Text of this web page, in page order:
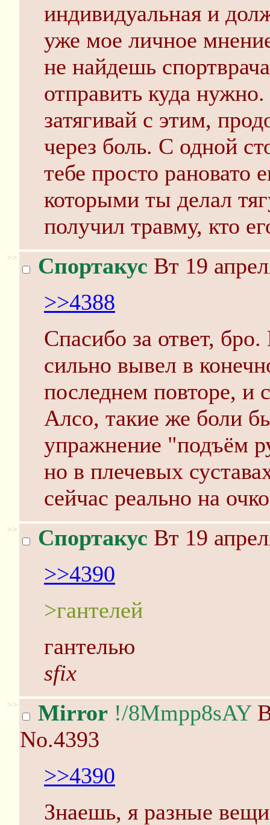
индивидуальная и
уже мое личное
не найдешь
отправить куда
затягивай с этим,
через боль. С одной
тебе просто рановато
которыми ты делал
получил травму, кто
>> Спортакус Вт 19
>>4388
Спасибо за ответ,
сильно вывел в
последнем повторе, и
Алсо, такие же боли
упражнение "подъём
но в плечевых
сейчас реально на
>> Спортакус Вт 19
>>4390
>гантелей
гантелью
sfix
>> Mirror !/8Mmpp8sAY
No.4393
>>4390
Знаешь, я разные